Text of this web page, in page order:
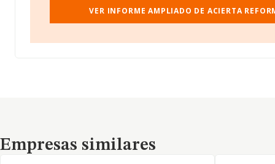
VER INFORME AMPLIADO DE ACIERTA
Empresas similares
Empresas similares